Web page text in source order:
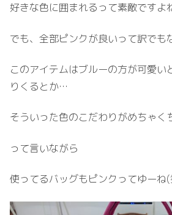
好きな色に囲まれるって素敵ですよ
でも、全部ピンクが良いって訳でも
このアイテムはブルーの方が可愛い
りくるとか…
そういった色のこだわりがめちゃく
って言いながら
使ってるバッグもピンクってゆーね